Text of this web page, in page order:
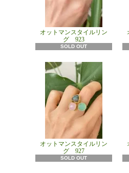
オットマンスタイルリン
グ 923
SOLD OUT
オットマンスタイルリン
グ 927
SOLD OUT